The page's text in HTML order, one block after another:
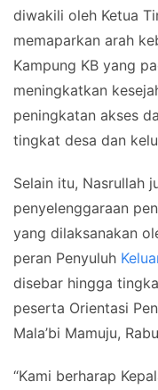
diwakili oleh Ketua
memaparkan arah
Kampung KB yang
meningkatkan
peningkatan akses
tingkat desa dan
Selain itu, Nasrullah
penyelenggaraan
yang dilaksanakan
peran Penyuluh
disebar hingga
peserta Orientasi
Mala’bi Mamuju,
“Kami berharap